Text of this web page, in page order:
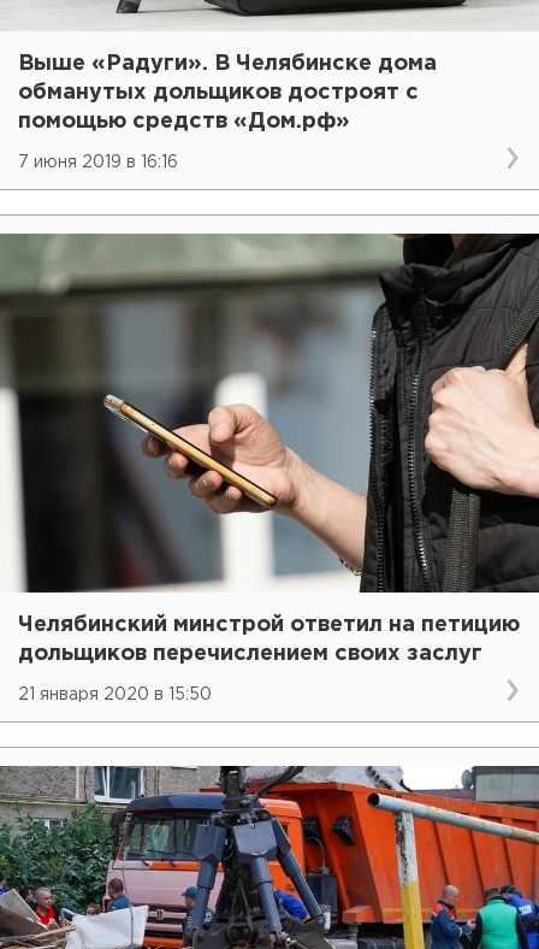
Выше «Радуги». В Челябинске дома
обманутых дольщиков достроят с
помощью средств «Дом.рф»
7 июня 2019 в 16:16
Челябинский минстрой ответил на петицию
дольщиков перечислением своих заслуг
21 января 2020 в 15:50